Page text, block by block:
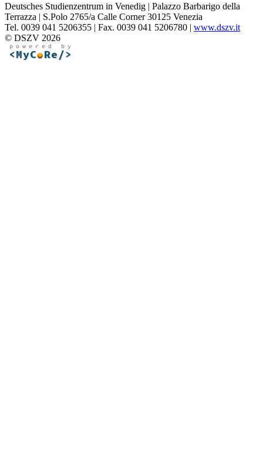
Deutsches Studienzentrum in Venedig | Palazzo Barbarigo della
Terrazza | S.Polo 2765/a Calle Corner 30125 Venezia
Tel. 0039 041 5206355 | Fax. 0039 041 5206780 | www.dszv.it
© DSZV 2026